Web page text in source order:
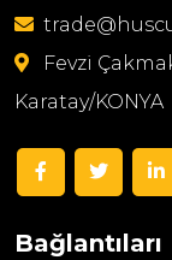
Fevzi
Karatay/KONYA
Bağlantıları